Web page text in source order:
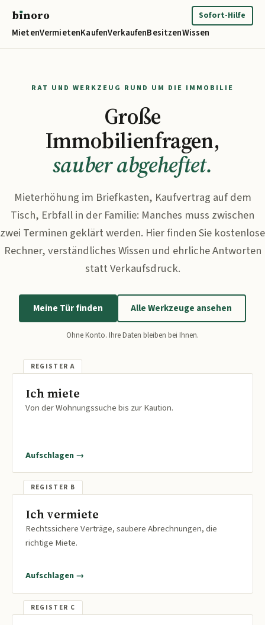
bınoro
MietenVermietenKaufenVerkaufenBesitzenWissen
Sofort-Hilfe
RAT UND WERKZEUG RUND UM DIE IMMOBILIE
Große
Immobilienfragen,
sauber abgeheftet.
Mieterhöhung im Briefkasten, Kaufvertrag auf dem
Tisch, Erbfall in der Familie: Manches muss zwischen
zwei Terminen geklärt werden. Hier finden Sie kostenlose
Rechner, verständliches Wissen und ehrliche Antworten
statt Verkaufsdruck.
Meine Tür finden Alle Werkzeuge ansehen
Ohne Konto. Ihre Daten bleiben bei Ihnen.
Ich miete
Von der Wohnungssuche bis zur Kaution.
Aufschlagen →
Ich vermiete
Rechtssichere Verträge, saubere Abrechnungen, die
richtige Miete.
Aufschlagen →